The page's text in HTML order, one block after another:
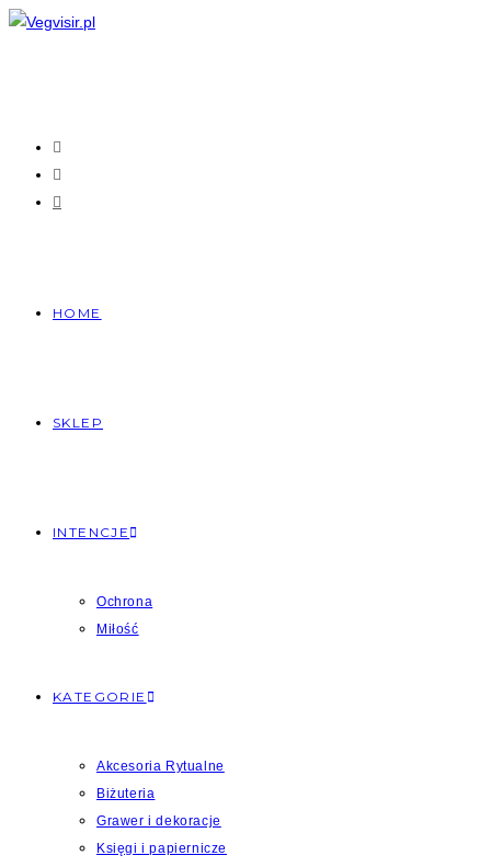
HOME
SKLEP
INTENCJE
Ochrona
Miłość
KATEGORIE
Akcesoria Rytualne
Biżuteria
Grawer i dekoracje
Księgi i papiernicze